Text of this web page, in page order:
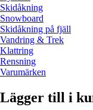
Skidåkning
Snowboard
Skidåkning på fjäll
Vandring & Trek
Klattring
Rensning
Varumärken
Lägger till i